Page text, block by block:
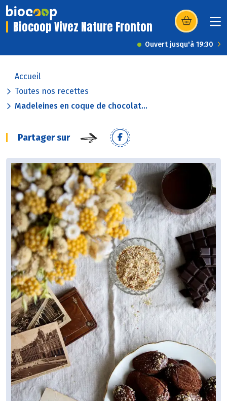
Biocoop Vivez Nature Fronton (s’ouvre dans
Ouvert jusqu'à 19:30
Accueil
Toutes nos recettes
Madeleines en coque de chocolat...
Partager sur